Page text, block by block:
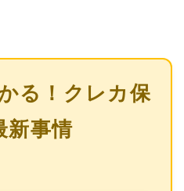
る！クレカ保
新事情